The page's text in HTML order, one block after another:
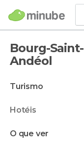
Bourg-Saint-
Andéol
turismo
hotéis
o que ver